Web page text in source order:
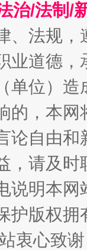
治/法制/
、法规
业道德
单位）
的，本
论自由
，请及
说明本
护版权
衷心致